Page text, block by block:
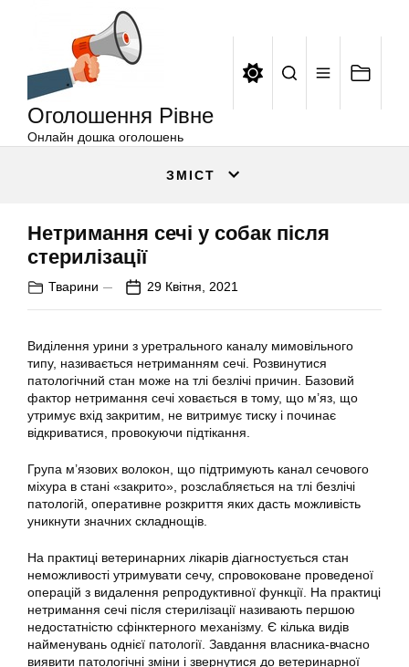
Оголошення Рівне
Онлайн дошка оголошень
ЗМІСТ
Нетримання сечі у собак після
стерилізації
Тварини 29 Квітня, 2021
Виділення урини з уретрального каналу мимовільного
типу, називається нетриманням сечі. Розвинутися
патологічний стан може на тлі безлічі причин. Базовий
фактор нетримання сечі ховається в тому, що м’яз, що
утримує вхід закритим, не витримує тиску і починає
відкриватися, провокуючи підтікання.
Група м’язових волокон, що підтримують канал сечового
міхура в стані «закрито», розслабляється на тлі безлічі
патологій, оперативне розкриття яких дасть можливість
уникнути значних складнощів.
На практиці ветеринарних лікарів діагностується стан
неможливості утримувати сечу, спровоковане проведеної
операцій з видалення репродуктивної функції. На практиці
нетримання сечі після стерилізації називають першою
недостатністю сфінктерного механізму. Є кілька видів
найменувань однієї патології. Завдання власника-вчасно
виявити патологічні зміни і звернутися до ветеринарної